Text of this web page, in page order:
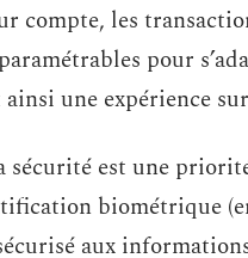
compte, les
pour
une expérience
sécurité est une
biométrique
aux